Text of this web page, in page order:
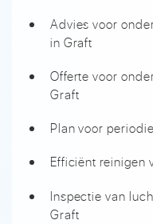
Advies voor
in Graft
Offerte voor
Graft
Plan voor
Efficiënt reinigen
Inspectie van
Graft